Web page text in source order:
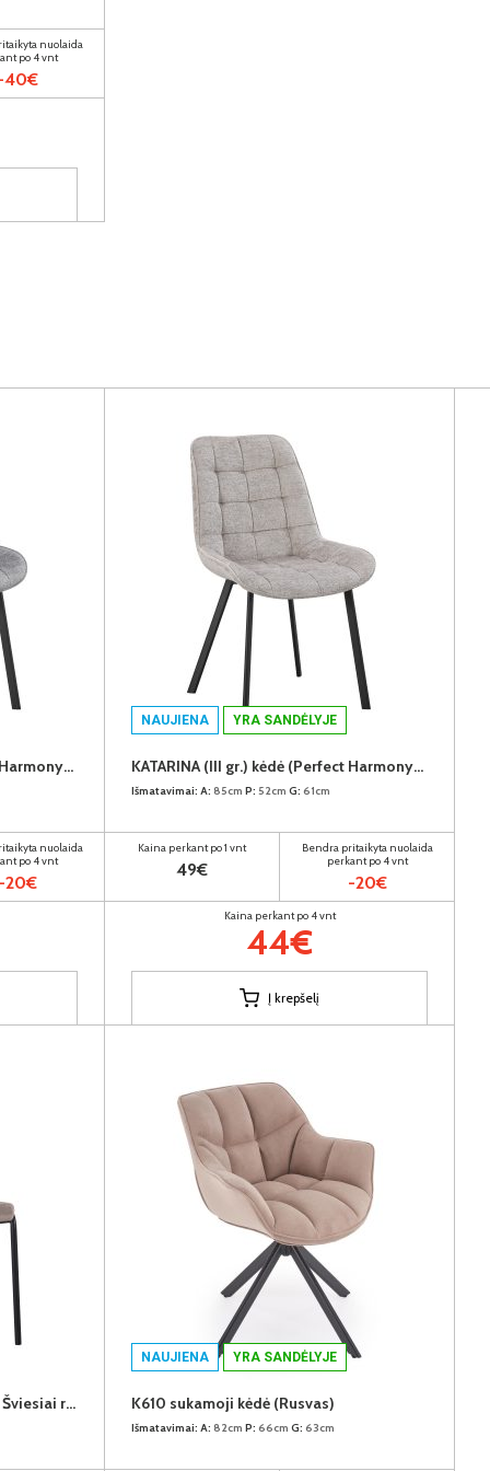
nuolaida
po 4 vnt
40€
KATARINA (III gr.) kėdė (Perfect Harmony-85)
nuolaida
po 4 vnt
-20€
NAUJIENA YRA SANDĖLYJE
KATARINA (III gr.) kėdė (Perfect Harmony-04)
Išmatavimai: A: 85cm P: 52cm G: 61cm
Kaina perkant po 1 vnt
49€
Bendra pritaikyta nuolaida
perkant po 4 vnt
-20€
Kaina perkant po 4 vnt
44€
Į krepšelį
SAMANTA (II gr.) kėdė (G062-13 Šviesiai rudas)
NAUJIENA YRA SANDĖLYJE
K610 sukamoji kėdė (Rusvas)
Išmatavimai: A: 82cm P: 66cm G: 63cm